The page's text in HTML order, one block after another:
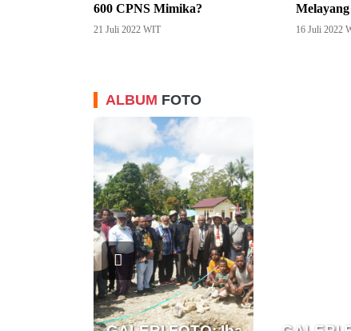
600 CPNS Mimika?
21 Juli 2022 WIT
Melayang
16 Juli 2022
ALBUM FOTO